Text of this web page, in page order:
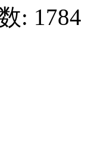
: 1784